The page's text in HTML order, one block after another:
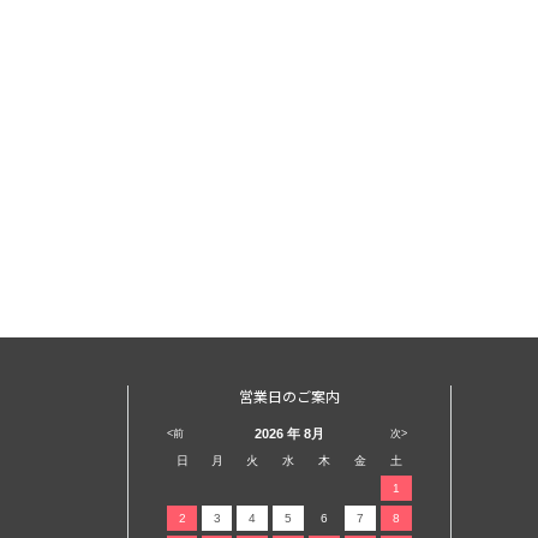
営業日のご案内
<前 次>
2026 年 8月
日 月 火 水 木 金 土
1
2 3 4 5 6 7 8